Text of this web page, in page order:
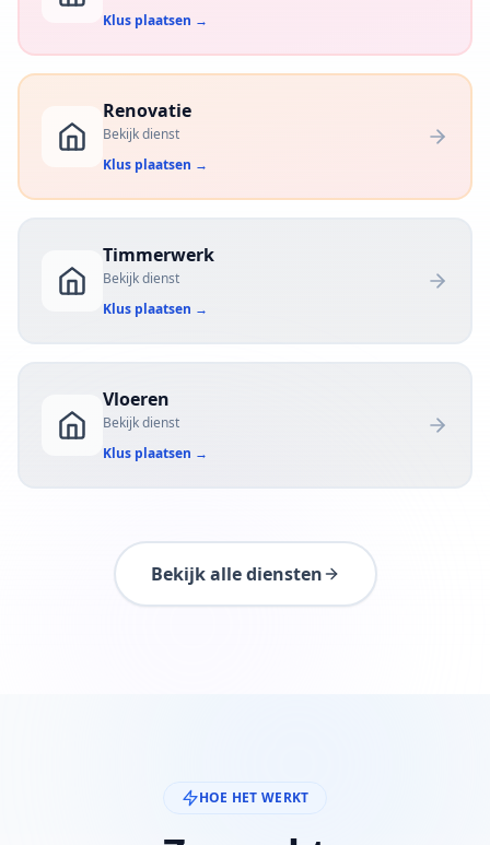
Klus plaatsen →
Renovatie
Bekijk dienst
Klus plaatsen →
Timmerwerk
Bekijk dienst
Klus plaatsen →
Vloeren
Bekijk dienst
Klus plaatsen →
Bekijk alle diensten
HOE HET WERKT